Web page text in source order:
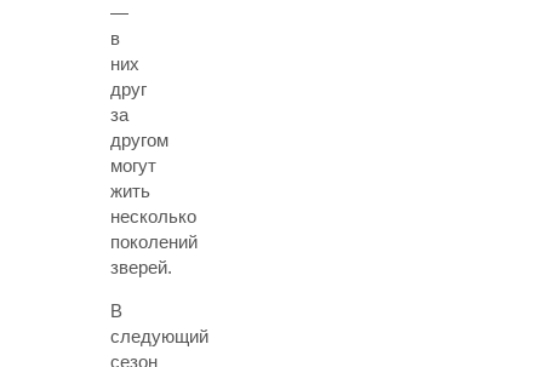
—
в
них
друг
за
другом
могут
жить
несколько
поколений
зверей.
В
следующий
сезон